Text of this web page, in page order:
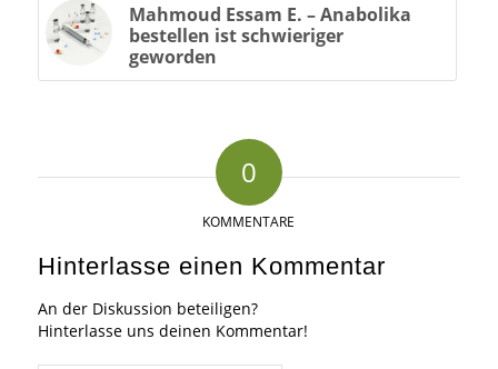
Mahmoud Essam E. – Anabolika
bestellen ist schwieriger
geworden
0
KOMMENTARE
Hinterlasse einen Kommentar
An der Diskussion beteiligen?
Hinterlasse uns deinen Kommentar!